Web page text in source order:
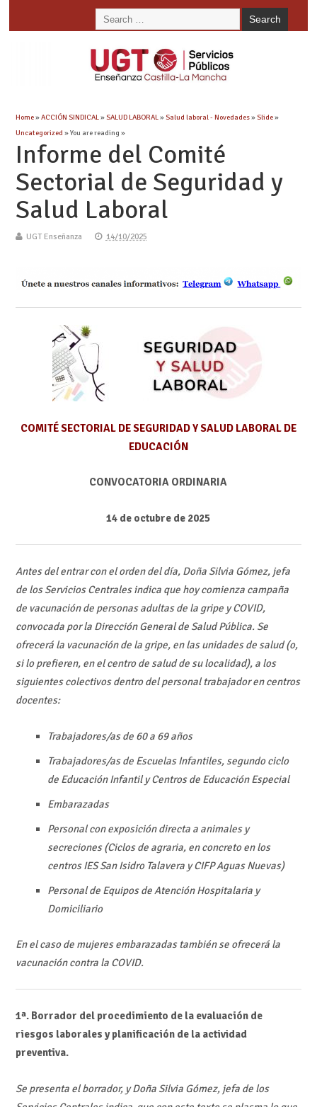
Home»ACCIÓN SINDICAL»SALUD LABORAL»Salud laboral - Novedades»Slide»
Uncategorized » You are reading »
Informe del Comité
Sectorial de Seguridad y
Salud Laboral
UGT Enseñanza 14/10/2025
COMITÉ SECTORIAL DE SEGURIDAD Y SALUD LABORAL DE
EDUCACIÓN
CONVOCATORIA ORDINARIA
14 de octubre de 2025
Antes del entrar con el orden del día, Doña Silvia Gómez, jefa
de los Servicios Centrales indica que hoy comienza campaña
de vacunación de personas adultas de la gripe y COVID,
convocada por la Dirección General de Salud Pública. Se
ofrecerá la vacunación de la gripe, en las unidades de salud (o,
si lo prefieren, en el centro de salud de su localidad), a los
siguientes colectivos dentro del personal trabajador en centros
docentes:
Trabajadores/as de 60 a 69 años
Trabajadores/as de Escuelas Infantiles, segundo ciclo
de Educación Infantil y Centros de Educación Especial
Embarazadas
Personal con exposición directa a animales y
secreciones (Ciclos de agraria, en concreto en los
centros IES San Isidro Talavera y CIFP Aguas Nuevas)
Personal de Equipos de Atención Hospitalaria y
Domiciliario
En el caso de mujeres embarazadas también se ofrecerá la
vacunación contra la COVID.
1ª. Borrador del procedimiento de la evaluación de
riesgos laborales y planificación de la actividad
preventiva.
Se presenta el borrador, y Doña Silvia Gómez, jefa de los